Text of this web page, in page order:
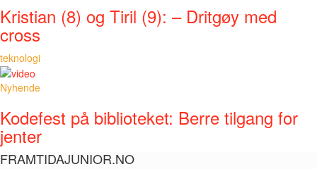
Kristian (8) og Tiril (9): – Dritgøy med
cross
teknologi
Nyhende
Kodefest på biblioteket: Berre tilgang for
jenter
FRAMTIDAJUNIOR.NO